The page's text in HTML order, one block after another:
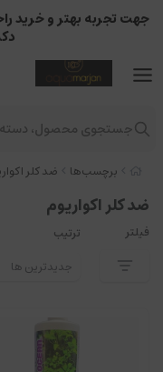
برچسب‌ها ضد کلر
ضد کلر اکواریوم
فیلتر ترتیب
جهت تجربه بهتر و خرید
جستجوی محصول، دسته،